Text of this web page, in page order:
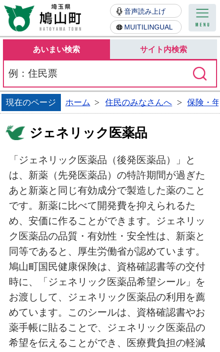
鳩山町
音声読み上げ
MUITILINGUAL
あいまい検索 サイト内検索
現在のページ ホーム 住民のみなさんへ 保険・
ジェネリック医薬品
「ジェネリック医薬品（後発医薬品）」と
は、新薬（先発医薬品）の特許期間が過ぎた
あと新薬と同じ有効成分で製造した薬のこと
です。新薬に比べて開発費を抑えられるた
め、安価に作ることができます。ジェネリッ
ク医薬品の品質・有効性・安全性は、新薬と
同等であると、厚生労働省が認めています。
鳩山町国民健康保険は、資格確認書等の交付
時に、「ジェネリック医薬品希望シール」を
お渡しして、ジェネリック医薬品の利用を薦
めています。このシールは、資格確認書やお
薬手帳に貼ることで、ジェネリック医薬品の
希望を伝えることができ、医療費負担の軽減